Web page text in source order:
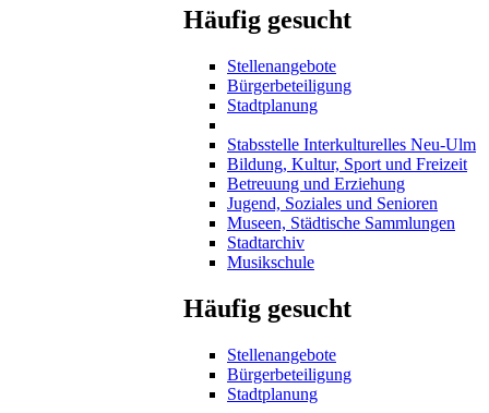
Häufig gesucht
Stellenangebote
Bürgerbeteiligung
Stadtplanung
Stabsstelle Interkulturelles Neu-Ulm
Bildung, Kultur, Sport und Freizeit
Betreuung und Erziehung
Jugend, Soziales und Senioren
Museen, Städtische Sammlungen
Stadtarchiv
Musikschule
Häufig gesucht
Stellenangebote
Bürgerbeteiligung
Stadtplanung